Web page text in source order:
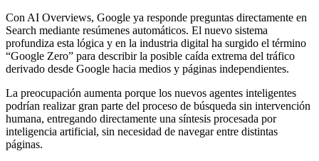
Con AI Overviews, Google ya responde preguntas directamente en
Search mediante resúmenes automáticos. El nuevo sistema
profundiza esta lógica y en la industria digital ha surgido el término
“Google Zero” para describir la posible caída extrema del tráfico
derivado desde Google hacia medios y páginas independientes.
La preocupación aumenta porque los nuevos agentes inteligentes
podrían realizar gran parte del proceso de búsqueda sin intervención
humana, entregando directamente una síntesis procesada por
inteligencia artificial, sin necesidad de navegar entre distintas
páginas.